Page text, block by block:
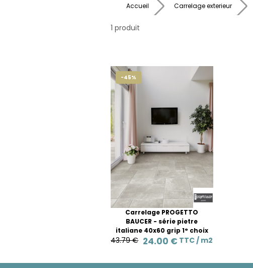
Accueil Carrelage exterieur
1 produit
-45%
Carrelage PROGETTO
BAUCER - série pietre
italiane 40x60 grip 1° choix
43.79 € 24.00 € TTC / m2